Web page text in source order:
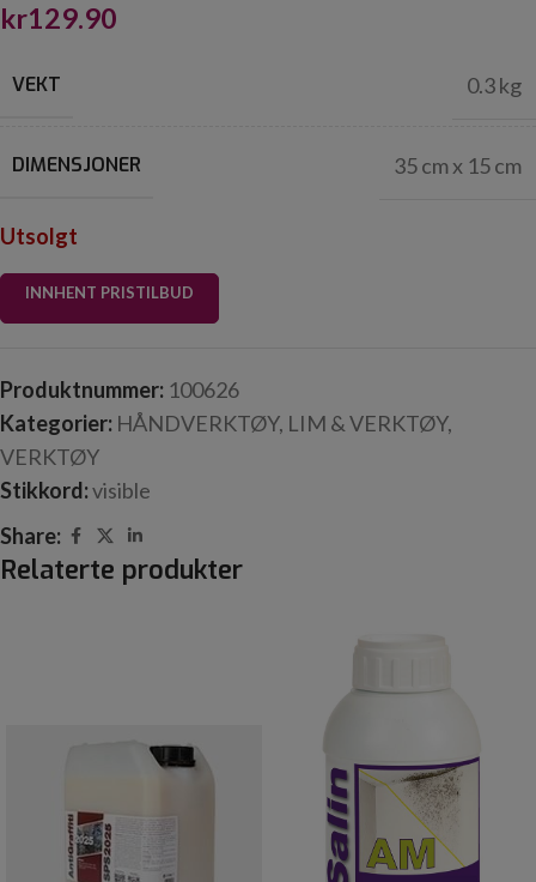
kr129.90
VEKT 0.3 kg
DIMENSJONER 35 cm x 15 cm
Utsolgt
INNHENT PRISTILBUD
Produktnummer: 100626
Kategorier: HÅNDVERKTØY, LIM & VERKTØY,
VERKTØY
Stikkord:visible
Share:
Relaterte produkter